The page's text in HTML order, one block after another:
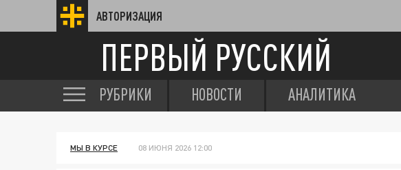
АВТОРИЗАЦИЯ
ПЕРВЫЙ РУССКИЙ
РУБРИКИ НОВОСТИ АНАЛИТИКА
МЫ В КУРСЕ 08 ИЮНЯ 2026 12:00